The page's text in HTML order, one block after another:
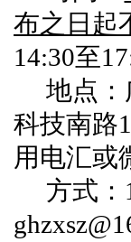
布之日起
14:30至
地点
科技南路
用电汇或
方式：